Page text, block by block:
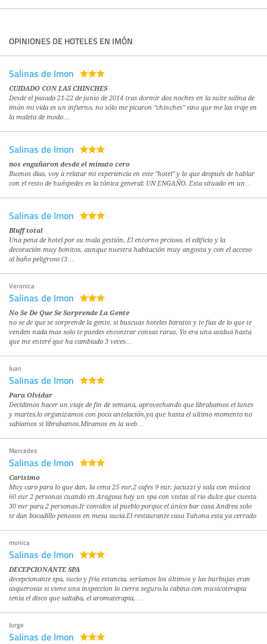
OPINIONES DE HOTELES EN IMÓN
Salinas de Imon
CUIDADO CON LAS CHINCHES
Desde el pasado 21-22 de junio de 2014 tras dormir dos noches en la suite salina de
imón mi vida es un infierno, no sólo me picaron "chinches" sino que me las traje en
la maleta de modo…
Salinas de Imon
nos engañaron desde el minuto cero
Buenos días, voy a relatar mi experiencia en este "hotel" y lo que después de hablar
con el resto de huéspedes es la tónica general: UN ENGAÑO. Esta situado en un…
Salinas de Imon
Bluff total
Una pena de hotel por su mala gestión. El entorno prcioso, el edificio y la
decoración muy bonitos, aunque nuestra habitación muy angosta y con el acceso
al baño peligroso (3…
Veronica
Salinas de Imon
No Se De Que Se Sorprende La Gente
no se de que se sorprende la gente. si buscuas hoteles baratos y te fias de lo que te
venden nada mas solo te puedes encontrar consas raras. Yo era una asidua hasta
que me enteré que ha cambiado 3 veces…
Juan
Salinas de Imon
Para Olvidar
Decidimos hacer un viaje de fin de semana, aprovechando que librabamos el lunes
y martes,lo organizamos con poca antelación,ya que hasta el ultimo momento no
sabiamos si librabamos.Miramos en la web…
Mercedes
Salinas de Imon
Carisimo
Muy caro para lo que dan, la cena 25 eur,2 cafes 9 eur, jacuzzi y sala con música
60 eur 2 personas cuando en Aragosa hay un spa con vistas al rio dulce que cuesta
30 eur para 2 personas.Ir comidos al pueblo porque el único bar casa Andrea solo
te dan bocadillo penosos en mesa sucia.El restaurante casa Tahona esta ya cerrado
monica
Salinas de Imon
DECEPCIONANTE SPA
decepcionante spa, sucio y fria estancia, seríamos los últimos y las burbujas eran
asquerosas si viene una inspeccion lo cierra seguro,la cabina con musicoterapia
tenia el disco que saltaba, el aromaterapia, …
Jorge
Salinas de Imon